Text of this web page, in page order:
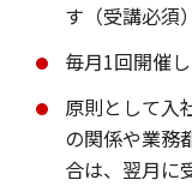
す（受講必須
毎月1回開催し
原則として入
の関係や業務
合は、翌月に